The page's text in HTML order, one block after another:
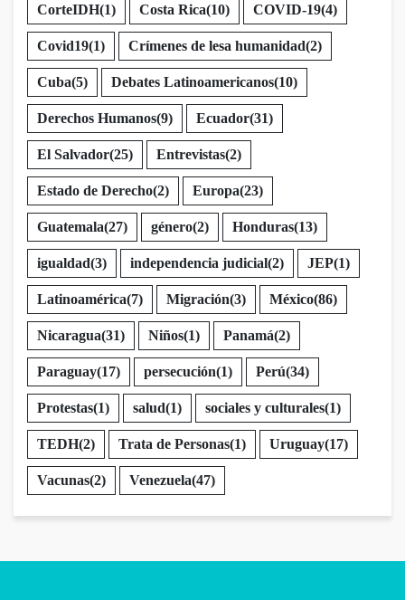
CorteIDH(1) Costa Rica(10) COVID-19(4)
Covid19(1) Crímenes de lesa humanidad(2)
Cuba(5) Debates Latinoamericanos(10)
Derechos Humanos(9) Ecuador(31)
El Salvador(25) Entrevistas(2)
Estado de Derecho(2) Europa(23)
Guatemala(27) género(2) Honduras(13)
igualdad(3) independencia judicial(2) JEP(1)
Latinoamérica(7) Migración(3) México(86)
Nicaragua(31) Niños(1) Panamá(2)
Paraguay(17) persecución(1) Perú(34)
Protestas(1) salud(1) sociales y culturales(1)
TEDH(2) Trata de Personas(1) Uruguay(17)
Vacunas(2) Venezuela(47)